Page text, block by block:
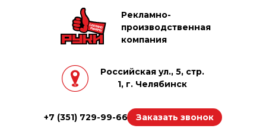
+7 (351) 729-99-66 Заказать звонок
Российская ул., 5, стр.
1, г. Челябинск
Рекламно-
производственная
компания